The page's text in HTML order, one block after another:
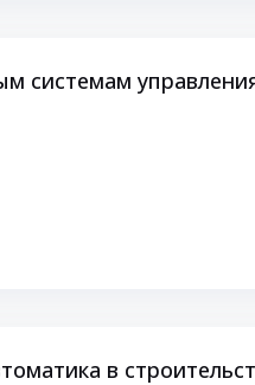
системам
в